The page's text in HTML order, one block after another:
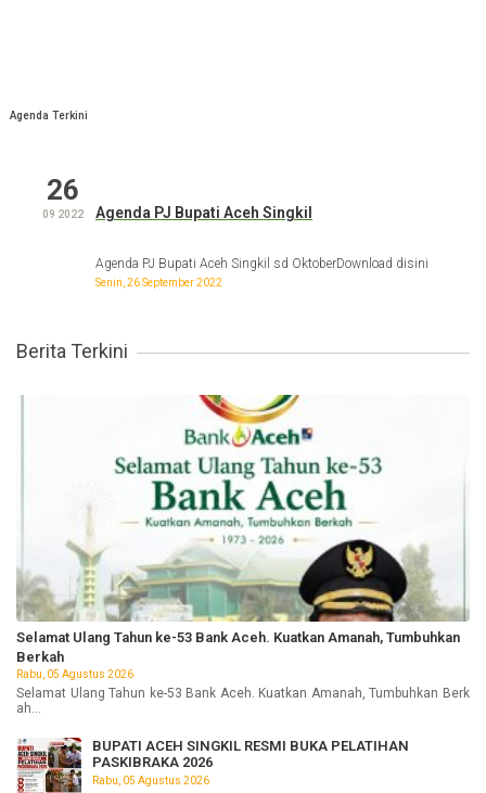
Agenda Terkini
26
09 2022 Agenda PJ Bupati Aceh Singkil
Agenda PJ Bupati Aceh Singkil sd OktoberDownload disini
Senin, 26 September 2022
Berita Terkini
Selamat Ulang Tahun ke-53 Bank Aceh. Kuatkan Amanah, Tumbuhkan
Berkah
Rabu, 05 Agustus 2026
Selamat Ulang Tahun ke-53 Bank Aceh. Kuatkan Amanah, Tumbuhkan Berk
ah...
BUPATI ACEH SINGKIL RESMI BUKA PELATIHAN
PASKIBRAKA 2026
Rabu, 05 Agustus 2026